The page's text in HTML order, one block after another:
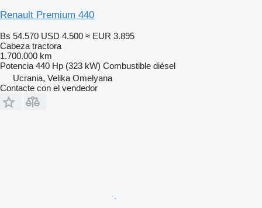
Renault Premium 440
Bs 54.570 USD 4.500 ≈ EUR 3.895
Cabeza tractora
1.700.000 km
Potencia 440 Hp (323 kW) Combustible diésel
Ucrania, Velika Omelyana
Contacte con el vendedor